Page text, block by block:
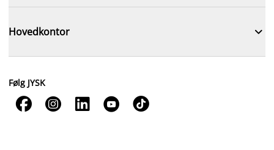
Hovedkontor 
Følg JYSK
    